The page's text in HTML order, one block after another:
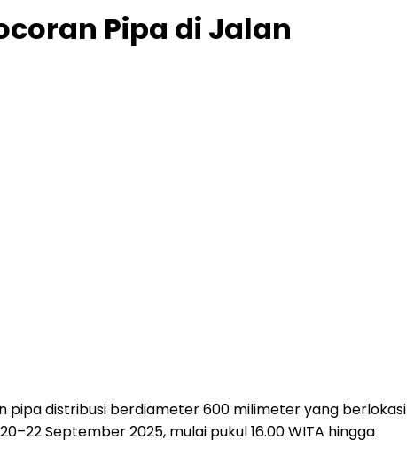
Pipa di Jalan
pipa distribusi berdiameter 600 milimeter yang berlokasi
September 2025, mulai pukul 16.00 WITA hingga